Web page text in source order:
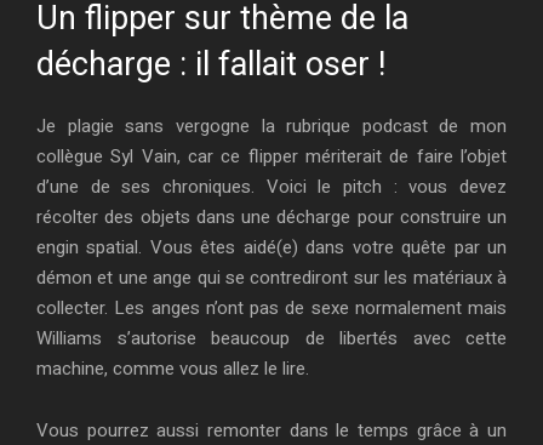
Un flipper sur thème de la
décharge : il fallait oser !
Je plagie sans vergogne la rubrique podcast de mon
collègue Syl Vain, car ce flipper mériterait de faire l’objet
d’une de ses chroniques. Voici le pitch : vous devez
récolter des objets dans une décharge pour construire un
engin spatial. Vous êtes aidé(e) dans votre quête par un
démon et une ange qui se contrediront sur les matériaux à
collecter. Les anges n’ont pas de sexe normalement mais
Williams s’autorise beaucoup de libertés avec cette
machine, comme vous allez le lire.
Vous pourrez aussi remonter dans le temps grâce à un